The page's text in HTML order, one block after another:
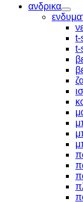
ανδρικα
t-
t-